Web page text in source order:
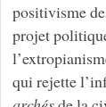
positivisme
projet
qui rejette